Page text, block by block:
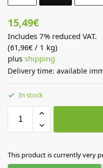
15,49€
Includes 7% reduced VAT.
(61,96€ / 1 kg)
plus shipping
Delivery time: available
In stock
This product is currently very